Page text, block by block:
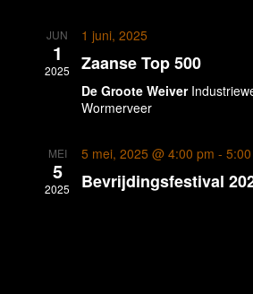
JUN
1
2025
1 juni, 2025
Zaanse Top 500
De Groote Weiver
Wormerveer
MEI
5
2025
5 mei, 2025 @ 4:00 pm -
Bevrijdingsfestival